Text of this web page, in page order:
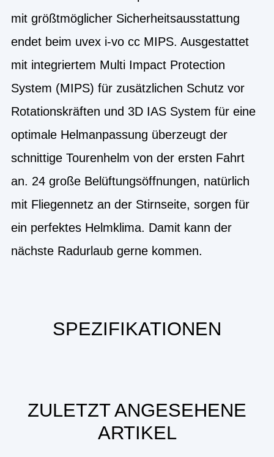
mit größtmöglicher Sicherheitsausstattung
endet beim uvex i-vo cc MIPS. Ausgestattet
mit integriertem Multi Impact Protection
System (MIPS) für zusätzlichen Schutz vor
Rotationskräften und 3D IAS System für eine
optimale Helmanpassung überzeugt der
schnittige Tourenhelm von der ersten Fahrt
an. 24 große Belüftungsöffnungen, natürlich
mit Fliegennetz an der Stirnseite, sorgen für
ein perfektes Helmklima. Damit kann der
nächste Radurlaub gerne kommen.
SPEZIFIKATIONEN
ZULETZT ANGESEHENE
ARTIKEL